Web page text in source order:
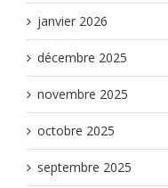
janvier 2026
décembre 2025
novembre 2025
octobre 2025
septembre 2025